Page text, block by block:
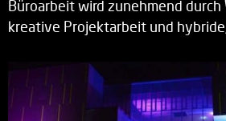
Büroarbeit wird zunehmend durch
kreative Projektarbeit und